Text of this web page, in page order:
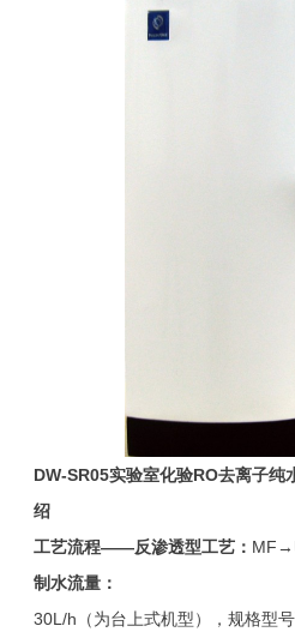
DW-SR05实验室化验RO去离子纯
绍
工艺流程——反渗透型工艺：
制水流量：
30L/h（为台上式机型），规格型